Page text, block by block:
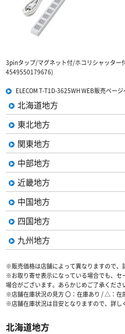
3pinタップ/マグネット付/ホコリシャッタ
4549550179676)
ELECOM T-T1D-3625WH WEB販売ページ
北海道地方
東北地方
関東地方
中部地方
近畿地方
中国地方
四国地方
九州地方
※販売価格は店舗によって異なりますので、
※お取り寄せ表示になっている場合でも、
場合がございます。あらかじめご了承くださ
※店舗在庫状況の見方 〇：在庫あり / △：在
※店舗在庫状況は目安となりますので、詳し
北海道地方